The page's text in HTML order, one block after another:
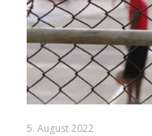
5. August 2022